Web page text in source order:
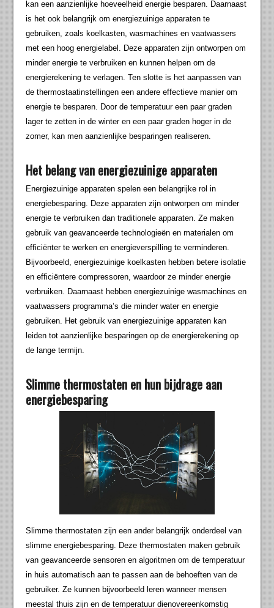
kan een aanzienlijke hoeveelheid energie besparen. Daarnaast
is het ook belangrijk om energiezuinige apparaten te
gebruiken, zoals koelkasten, wasmachines en vaatwassers
met een hoog energielabel. Deze apparaten zijn ontworpen om
minder energie te verbruiken en kunnen helpen om de
energierekening te verlagen. Ten slotte is het aanpassen van
de thermostaatinstellingen een andere effectieve manier om
energie te besparen. Door de temperatuur een paar graden
lager te zetten in de winter en een paar graden hoger in de
zomer, kan men aanzienlijke besparingen realiseren.
Het belang van energiezuinige apparaten
Energiezuinige apparaten spelen een belangrijke rol in
energiebesparing. Deze apparaten zijn ontworpen om minder
energie te verbruiken dan traditionele apparaten. Ze maken
gebruik van geavanceerde technologieën en materialen om
efficiënter te werken en energieverspilling te verminderen.
Bijvoorbeeld, energiezuinige koelkasten hebben betere isolatie
en efficiëntere compressoren, waardoor ze minder energie
verbruiken. Daarnaast hebben energiezuinige wasmachines en
vaatwassers programma’s die minder water en energie
gebruiken. Het gebruik van energiezuinige apparaten kan
leiden tot aanzienlijke besparingen op de energierekening op
de lange termijn.
Slimme thermostaten en hun bijdrage aan
energiebesparing
Slimme thermostaten zijn een ander belangrijk onderdeel van
slimme energiebesparing. Deze thermostaten maken gebruik
van geavanceerde sensoren en algoritmen om de temperatuur
in huis automatisch aan te passen aan de behoeften van de
gebruiker. Ze kunnen bijvoorbeeld leren wanneer mensen
meestal thuis zijn en de temperatuur dienovereenkomstig